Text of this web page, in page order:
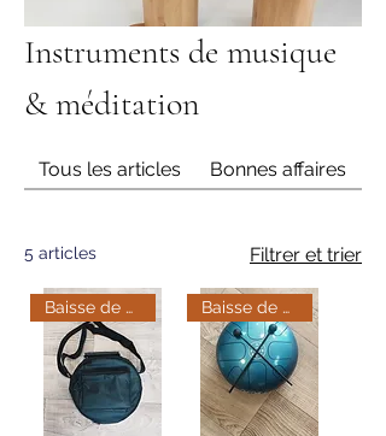
Instruments de musique
& méditation
Tous les articles Bonnes affaires
5 articles Filtrer et trier
Baisse de prix Baisse de prix